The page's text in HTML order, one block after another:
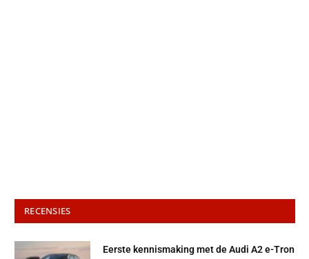
RECENSIES
Eerste kennismaking met de Audi A2 e-Tron